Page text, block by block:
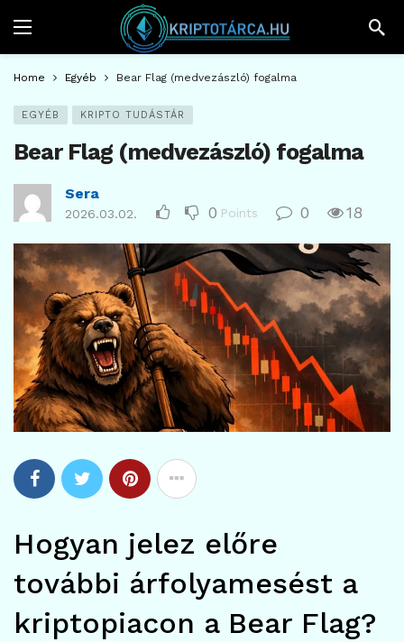
Home Egyéb Bear Flag (medvezászló) fogalma
EGYÉB KRIPTO TUDÁSTÁR
Bear Flag (medvezászló) fogalma
Sera
2026.03.02. 0 Points 0 18
Hogyan jelez előre
további árfolyamesést a
kriptopiacon a Bear Flag?